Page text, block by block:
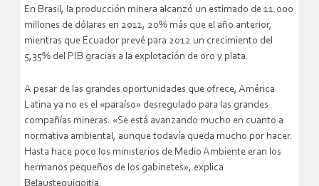
En Brasil, la producción minera alcanzó un estimado de 11.000
millones de dólares en 2011, 20% más que el año anterior,
mientras que Ecuador prevé para 2012 un crecimiento del
5,35% del PIB gracias a la explotación de oro y plata.
A pesar de las grandes oportunidades que ofrece, América
Latina ya no es el «paraíso» desregulado para las grandes
compañías mineras. «Se está avanzando mucho en cuanto a
normativa ambiental, aunque todavía queda mucho por hacer.
Hasta hace poco los ministerios de Medio Ambiente eran los
hermanos pequeños de los gabinetes», explica
Belausteguigoitia.